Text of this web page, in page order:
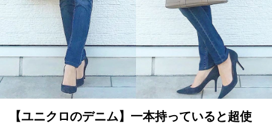
【ユニクロのデニム】一本持っていると超使